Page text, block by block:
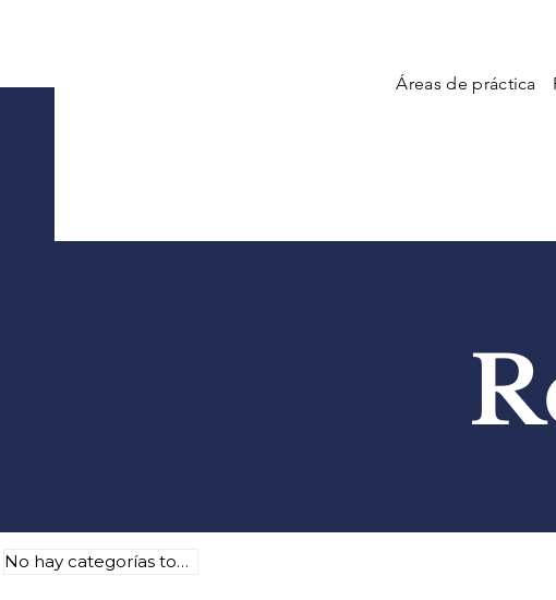
Áreas de práctica
No hay categorías todavía.